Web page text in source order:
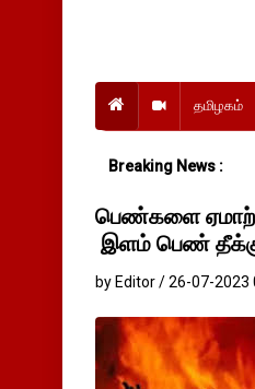
தமிழகம்
Breaking News :
பெண்களை
இளம் பெண்
by Editor / 26-07-2023